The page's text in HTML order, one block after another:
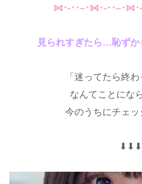
⋈･-･･–･⋈･-･･–･⋈
見られすぎたら…恥ずか
「迷ってたら終
なんてことにな
今のうちにチェッ
⬇︎⬇︎⬇︎